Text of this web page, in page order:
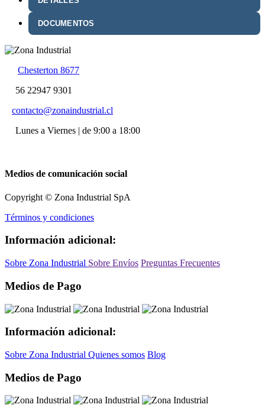
DOCUMENTOS
Chesterton 8677
56 22947 9301
contacto@zonaindustrial.cl
Lunes a Viernes | de 9:00 a 18:00
Medios de comunicación social
Copyright © Zona Industrial SpA
Términos y condiciones
Información adicional:
Sobre Zona Industrial Sobre Envíos Preguntas Frecuentes
Medios de Pago
Información adicional:
Sobre Zona Industrial Quienes somos Blog
Medios de Pago